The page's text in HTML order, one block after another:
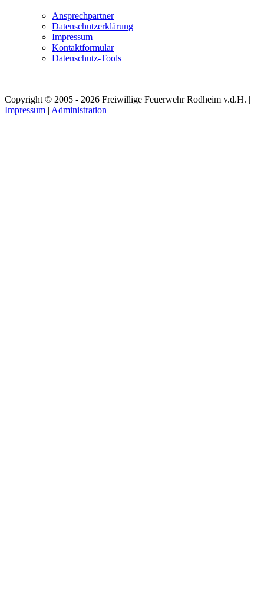
Ansprechpartner
Datenschutzerklärung
Impressum
Kontaktformular
Datenschutz-Tools
Copyright © 2005 - 2026 Freiwillige Feuerwehr Rodheim v.d.H. |
Impressum | Administration